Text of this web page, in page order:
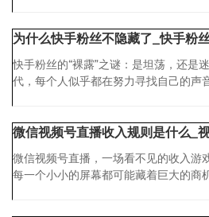
为什么快手粉丝不隐藏了_快手粉
快手粉丝的“裸露”之谜：是坦荡，还是
代，每个人似乎都在努力寻找自己的声
微信视频号直播收入规则是什么_
微信视频号直播，一场看不见的收入游
每一个小小的屏幕都可能藏着巨大的商